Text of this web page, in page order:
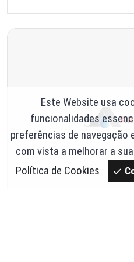
Este Website usa
funcionalidades
preferências de
com vista a melhorar a
Política de Cookies